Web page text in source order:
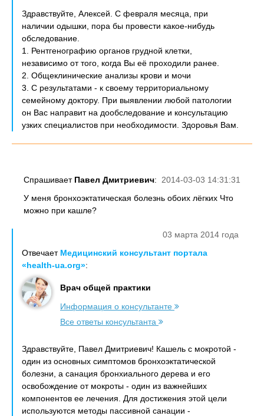
Здравствуйте, Алексей. С февраля месяца, при
наличии одышки, пора бы провести какое-нибудь
обследование.
1. Рентгенографию органов грудной клетки,
независимо от того, когда Вы её проходили ранее.
2. Общеклинические анализы крови и мочи
3. С результатами - к своему территориальному
семейному доктору. При выявлении любой патологии
он Вас направит на дообследование и консультацию
узких специалистов при необходимости. Здоровья Вам.
2014-03-03 14:31:31
Спрашивает Павел Дмитриевич:
У меня бронхоэктатическая болезнь обоих лёгких Что
можно при кашле?
03 марта 2014 года
Отвечает Медицинский консультант портала
«health-ua.org»:
Врач общей практики
Информация о консультанте
Все ответы консультанта
Здравствуйте, Павел Дмитриевич! Кашель с мокротой -
один из основных симптомов бронхоэктатической
болезни, а санация бронхиального дерева и его
освобождение от мокроты - один из важнейших
компонентов ее лечения. Для достижения этой цели
используются методы пассивной санации -